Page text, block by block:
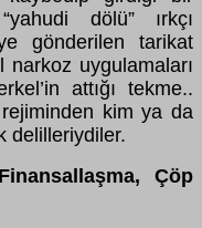
dölü” ırkçı
gönderilen tarikat
narkoz uygulamaları
attığı tekme..
kim ya da
delilleriydiler.
Çöp